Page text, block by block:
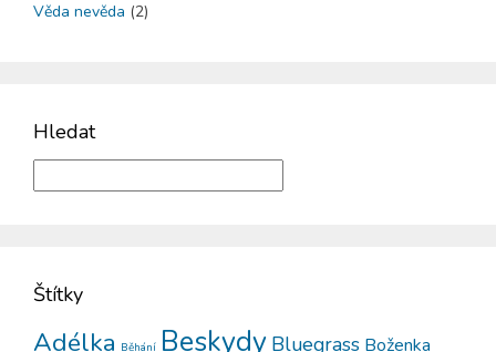
Věda nevěda (2)
Hledat
Štítky
Adélka Běhání Beskydy Bluegrass Boženka